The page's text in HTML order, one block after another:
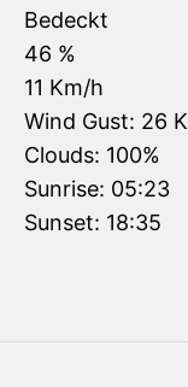
Bedeckt
46 %
11 Km/h
Wind Gust: 26
Clouds: 100%
Sunrise: 05:23
Sunset: 18:35